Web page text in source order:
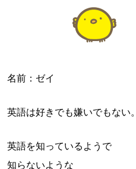
名前：ゼイ
英語は好きでも嫌いでもない。
英語を知っているようで
知らないような